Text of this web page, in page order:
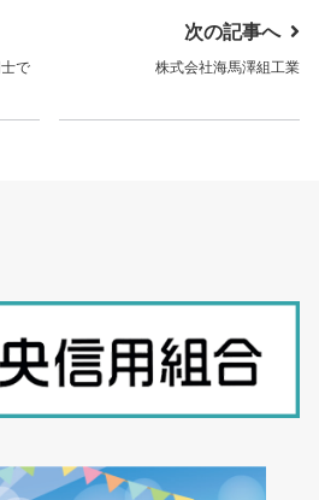
で
次の記事へ
株式会社海馬澤組工業